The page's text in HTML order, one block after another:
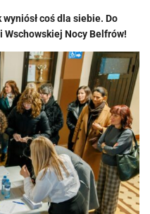
coś dla siebie. Do
Nocy Belfrów!